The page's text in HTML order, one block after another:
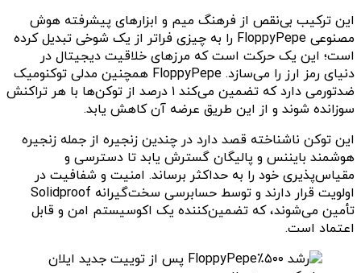
این ترکیب بی‌نقص از فرهنگ میم و ابزارهای پیشرفته هوش
مصنوعی FloppyPepe را به چیزی فراتر از یک شوخی تبدیل کرده
است؛ این یک حرکت است که مرزهای خلاقیت دیجیتال در
دنیای رمز ارز را می‌سازد. FloppyPepe همچنین مدلی توکنومیک
ضدتورمی دارد که تضمین می‌کند ۱ درصد از توکن‌ها با هر تراکنش
سوزانده شوند و از این طریق عرضه آن کاهش یابد.
این توکن ناشناخته قصد دارد در چندین زنجیره از جمله زنجیره
هوشمند بایننس و پالیگان گسترش یابد تا دسترسی و
مقیاس‌پذیری خود را به حداکثر برساند. امنیت و شفافیت در
اولویت قرار دارند و توسط حسابرسی سخت‌گیرانه Solidproof
تأمین می‌شوند، که تضمین‌کننده یک اکوسیستم امن و قابل
اعتماد است.